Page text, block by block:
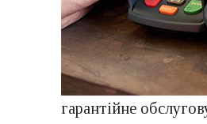
гарантійне